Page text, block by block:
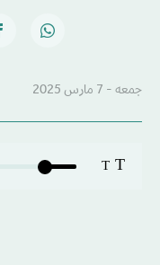
جمعه - 7 مارس 2025
T
T